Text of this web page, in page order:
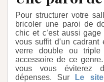
Pour structurer votre
bricoler une paroi de
chic et c’est aussi gage
vous suffit d’un
verre double ou
accessoire de ce
vous vous éviterez
dépenses. Sur
Le